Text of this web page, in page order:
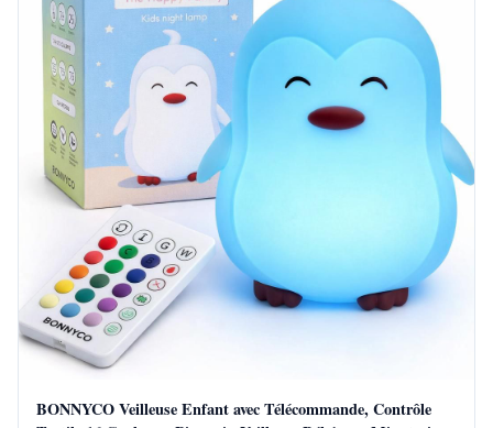
BONNYCO Veilleuse Enfant avec Télécommande, Contrôle